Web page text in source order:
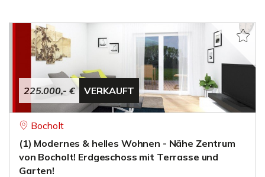
225.000,- € VERKAUFT
Bocholt
(1) Modernes & helles Wohnen - Nähe Zentrum
von Bocholt! Erdgeschoss mit Terrasse und
Garten!